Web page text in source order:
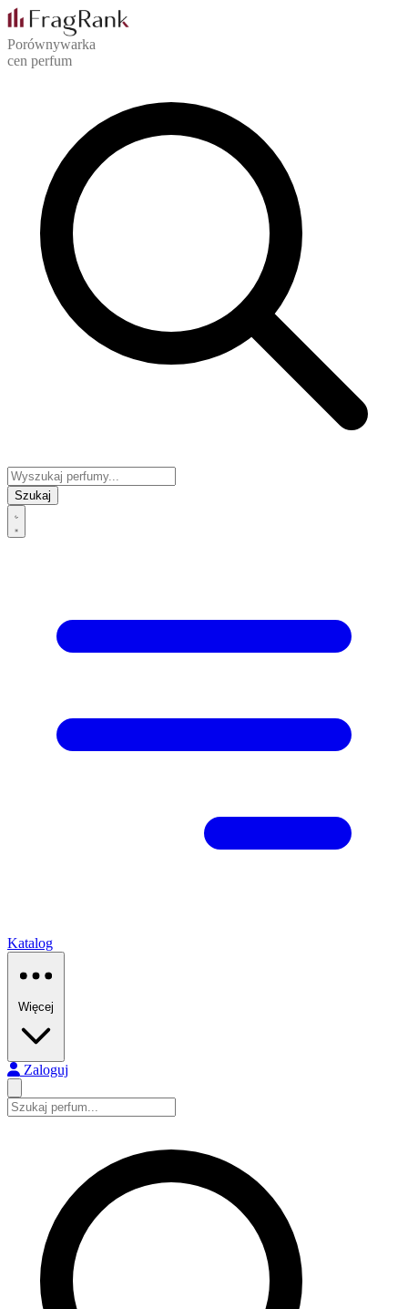
Porównywarka
cen perfum
Szukaj
Katalog
Więcej
Zaloguj